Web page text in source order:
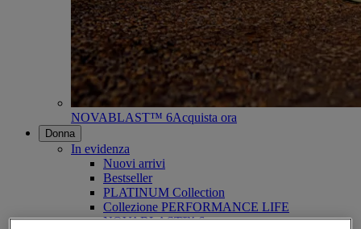
NOVABLAST™ 6Acquista ora
Donna
In evidenza
Nuovi arrivi
Bestseller
PLATINUM Collection
Collezione PERFORMANCE LIFE
NOVABLAST™ 6